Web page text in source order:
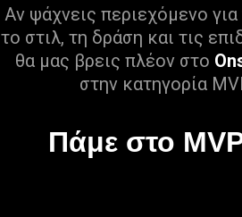
Αν ψάχνεις περιεχόμενο για
το στιλ, τη δράση και τις
θα μας βρεις πλέον στο
στην κατηγορία
Πάμε στο